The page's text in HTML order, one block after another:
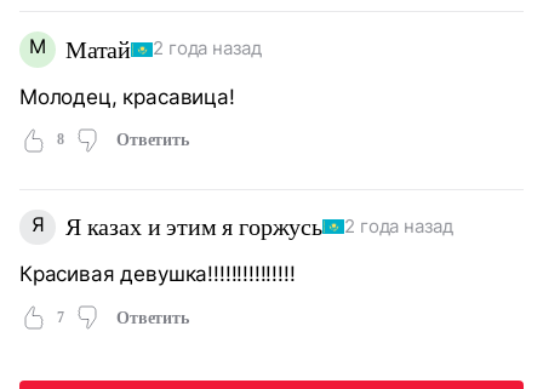
М Матай 2 года назад
Молодец, красавица!
8 Ответить
Я Я казах и этим я горжусь 2 года назад
Красивая девушка!!!!!!!!!!!!!!!
7 Ответить